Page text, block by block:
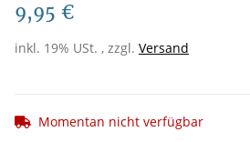
9,95 €
inkl. 19% USt. , zzgl. Versand
Momentan nicht verfügbar